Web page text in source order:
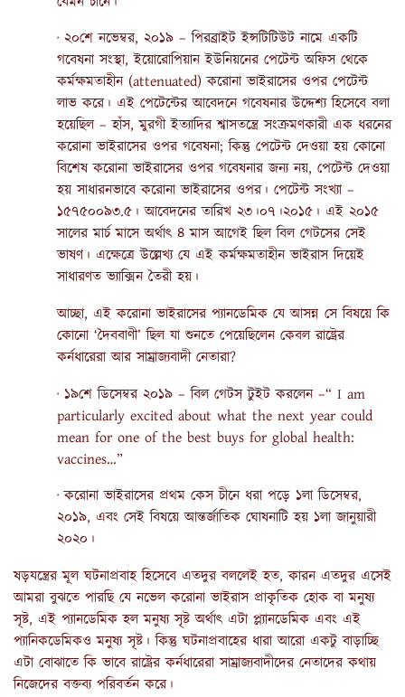
· ২০শে নভেম্বর, ২০১৯ – পিরব্রাইট ইন্সটিটিউট নামে একটি
গবেষনা সংস্থা, ইয়োরোপিয়ান ইউনিয়নের পেটেন্ট অফিস থেকে
কর্মক্ষমতাহীন (attenuated) করোনা ভাইরাসের ওপর পেটেন্ট
লাভ করে। এই পেটেন্টের আবেদনে গবেষনার উদ্দেশ্য হিসেবে বলা
হয়েছিল – হাঁস, মুরগী ইত্যাদির শ্বাসতন্ত্রে সংক্রমণকারী এক ধরনের
করোনা ভাইরাসের ওপর গবেষনা; কিন্তু পেটেন্ট দেওয়া হয় কোনো
বিশেষ করোনা ভাইরাসের ওপর গবেষনার জন্য নয়, পেটেন্ট দেওয়া
হয় সাধারনভাবে করোনা ভাইরাসের ওপর। পেটেন্ট সংখ্যা –
১৫৭৫০০৯৩.৫। আবেদনের তারিখ ২৩।০৭।২০১৫। এই ২০১৫
সালের মার্চ মাসে অর্থাৎ ৪ মাস আগেই ছিল বিল গেটসের সেই
ভাষণ। এক্ষেত্রে উল্লেখ্য যে এই কর্মক্ষমতাহীন ভাইরাস দিয়েই
সাধারণত ভ্যাক্সিন তৈরী হয়।
আচ্ছা, এই করোনা ভাইরাসের প্যানডেমিক যে আসন্ন সে বিষয়ে কি
কোনো ‘দৈববাণী’ ছিল যা শুনতে পেয়েছিলেন কেবল রাষ্ট্রের
কর্নধারেরা আর সাম্রাজ্যবাদী নেতারা?
· ১৯শে ডিসেম্বর ২০১৯ – বিল গেটস টুইট করলেন –“ I am
particularly excited about what the next year could
mean for one of the best buys for global health:
vaccines…”
· করোনা ভাইরাসের প্রথম কেস চীনে ধরা পড়ে ১লা ডিসেম্বর,
২০১৯, এবং সেই বিষয়ে আন্তর্জাতিক ঘোষনাটি হয় ১লা জানুয়ারী
২০২০।
ষড়যন্ত্রের মূল ঘটনাপ্রবাহ হিসেবে এতদুর বললেই হত, কারন এতদুর এসেই
আমরা বুঝতে পারছি যে নভেল করোনা ভাইরাস প্রাকৃতিক হোক বা মনুষ্য
সৃষ্ট, এই প্যানডেমিক হল মনুষ্য সৃষ্ট অর্থাৎ এটা প্ল্যানডেমিক এবং এই
প্যানিকডেমিকও মনুষ্য সৃষ্ট। কিন্তু ঘটনাপ্রবাহের ধারা আরো একটু বাড়াচ্ছি
এটা বোঝাতে কি ভাবে রাষ্ট্রের কর্নধারেরা সাম্রাজ্যবাদীদের নেতাদের কথায়
নিজেদের বক্তব্য পরিবর্তন করে।